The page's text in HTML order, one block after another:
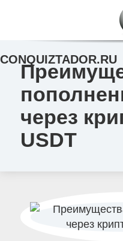
через
USDT
CONQUIZTADOR.RU